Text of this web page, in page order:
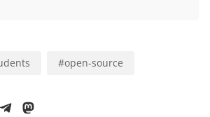
#open-source